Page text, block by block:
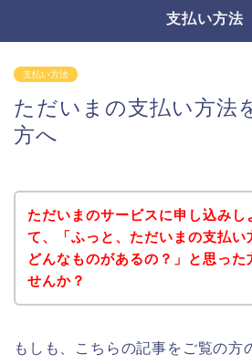
支払い方法
支払い方法
ただいまの支払い方法
方へ
ただいまのサービスに申し込みし
て、「ふっと、ただいまの支払い
どんなものがあるの？」と思った
せんか？
もしも、こちらの記事をご覧の方